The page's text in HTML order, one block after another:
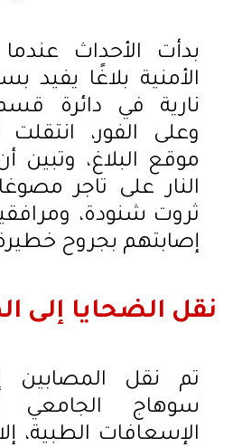
بدأت الأحداث
الأمنية بلاغًا يفيد
نارية في دائرة
وعلى الفور،
موقع البلاغ، وتبين
النار على تاجر
ثروت شنودة،
إصابتهم بجروح
نقل الضحايا إلى
تم نقل
سوهاج الجامعي
الإسعافات الطبية،